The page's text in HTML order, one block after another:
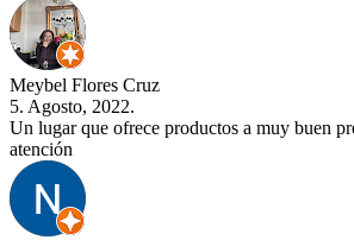
Meybel Flores Cruz
5. Agosto, 2022.
Un lugar que ofrece productos a muy buen
atención